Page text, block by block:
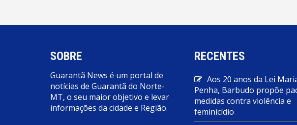
SOBRE
Guarantã News é um portal de
notícias de Guarantã do Norte-
MT, o seu maior objetivo e levar
informações da cidade e Região.
RECENTES
Aos 20 anos da Lei
Penha, Barbudo propõe
medidas contra violência e
feminicídio